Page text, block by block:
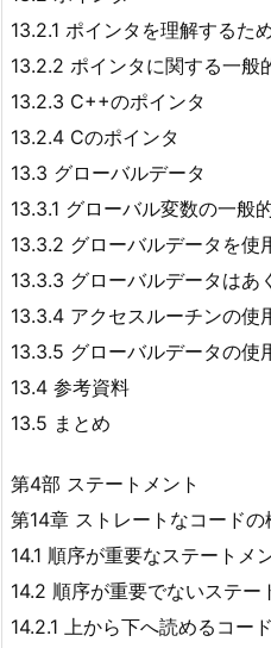
13.2.1 ポインタを理解するた
13.2.2 ポインタに関する一般
13.2.3 C++のポインタ
13.2.4 Cのポインタ
13.3 グローバルデータ
13.3.1 グローバル変数の一般
13.3.2 グローバルデータを使
13.3.3 グローバルデータはあ
13.3.4 アクセスルーチンの使
13.3.5 グローバルデータの使
13.4 参考資料
13.5 まとめ
第4部 ステートメント
第14章 ストレートなコードの
14.1 順序が重要なステートメ
14.2 順序が重要でないステー
14.2.1 上から下へ読めるコード